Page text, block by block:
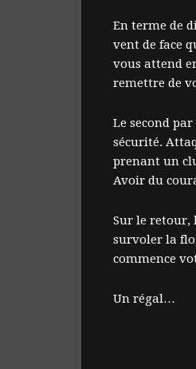
En terme de
vent de face
vous attend
remettre de
Le second
sécurité.
prenant un
Avoir du
Sur le retour,
survoler la
commence
Un régal…